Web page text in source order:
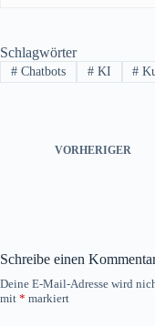
Schlagwörter
#Chatbots #KI #
VORHERIGER
Schreibe einen
Deine E-Mail-Adresse wird
mit * markiert